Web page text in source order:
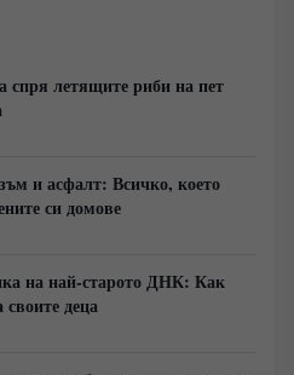
термичен шок при
кори. Докато медиите
реалният проблем се
че над деветдесет
спря летящите риби на пет
и асфалт: Всичко, което
си домове
на най-старото ДНК: Как
деца